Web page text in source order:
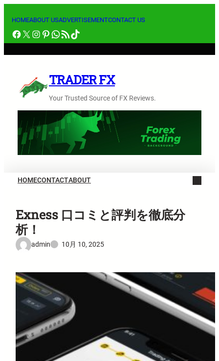
ス
キ
HOMEABOUT USADVERTISEMENTCONTACT US
Facebook
X Instagram
Pinterest
WhatsApp
RSS フィードTikTok
TRADER FX
Your Trusted Source of FX Reviews.
HOMECONTACTABOUT
Exness 口コミと評判を徹底分
析！
admin 10月 10, 2025